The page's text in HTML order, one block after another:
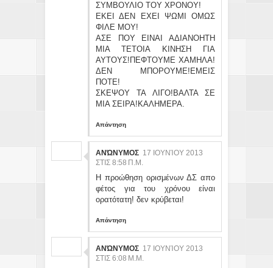
ΣΥΜΒΟΥΛΙΟ ΤΟΥ ΧΡΟΝΟΥ!
ΕΚΕΙ ΔΕΝ ΕΧΕΙ ΨΩΜΙ ΟΜΩΣ
ΦΙΛΕ ΜΟΥ!
ΑΣΕ ΠΟΥ ΕΙΝΑΙ ΑΔΙΑΝΟΗΤΗ
ΜΙΑ ΤΕΤΟΙΑ ΚΙΝΗΣΗ ΓΙΑ
ΑΥΤΟΥΣ!ΠΕΦΤΟΥΜΕ ΧΑΜΗΛΑ!
ΔΕΝ ΜΠΟΡΟΥΜΕ!ΕΜΕΙΣ
ΠΟΤΕ!
ΣΚΕΨΟΥ ΤΑ ΛΙΓΟ!ΒΑΛΤΑ ΣΕ
ΜΙΑ ΣΕΙΡΑ!ΚΑΛΗΜΕΡΑ.
Απάντηση
ΑΝΏΝΥΜΟΣ 17 ΙΟΥΝΊΟΥ 2013
ΣΤΙΣ 8:58 Π.Μ.
Η προώθηση ορισμένων ΔΣ απο
φέτος για του χρόνου είναι
ορατότατη! δεν κρύβεται!
Απάντηση
ΑΝΏΝΥΜΟΣ 17 ΙΟΥΝΊΟΥ 2013
ΣΤΙΣ 6:08 Μ.Μ.